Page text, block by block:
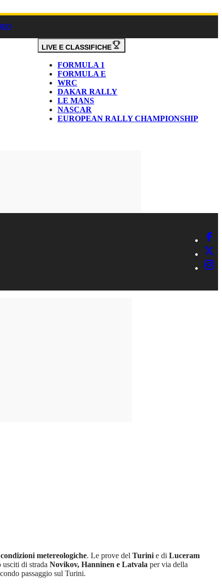
LIVE E CLASSIFICHE
FORMULA 1
FORMULA E
WRC
DAKAR RALLY
LE MANS
NASCAR
EUROPEAN RALLY CHAMPIONSHIP
condizioni metereologiche. Le prove del Turini e di Luceram
usciti di strada Novikov, Hanninen e Latvala per via della
passaggio sul Turini.